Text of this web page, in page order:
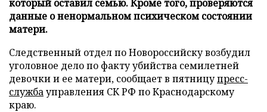
который оставил семью. Кроме того, проверяются
данные о ненормальном психическом состоянии
матери.
Следственный отдел по Новороссийску возбудил
уголовное дело по факту убийства семилетней
девочки и ее матери, сообщает в пятницупресс-
службауправления СК РФ по Краснодарскому
краю.